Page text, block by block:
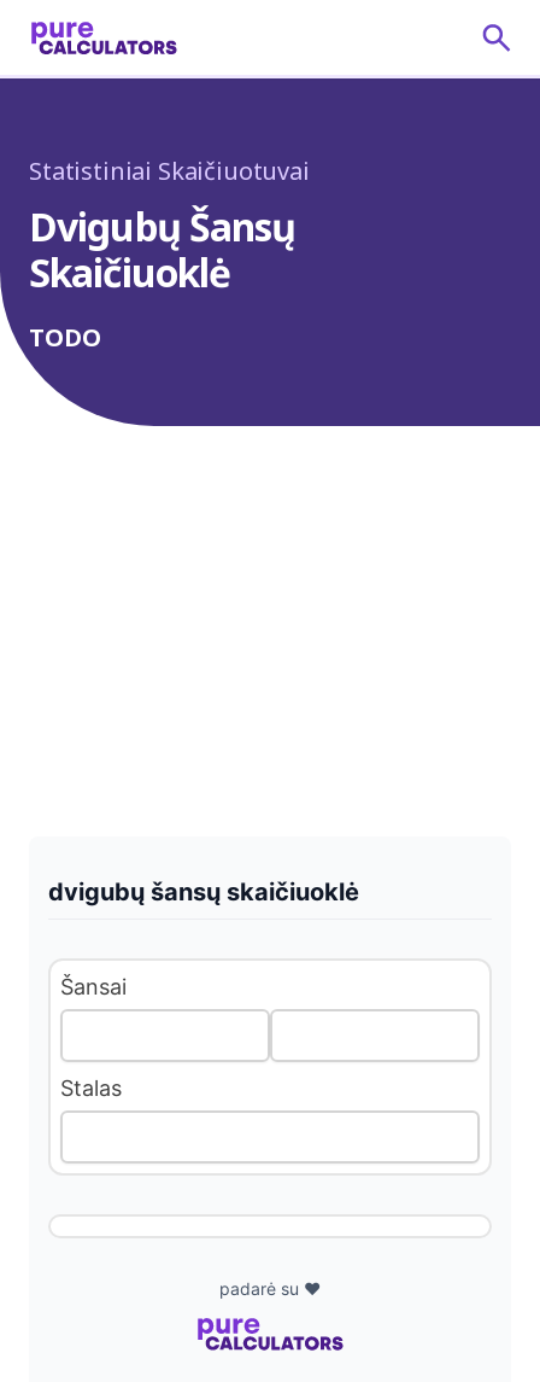
Statistiniai Skaičiuotuvai
Dvigubų Šansų
Skaičiuoklė
TODO
dvigubų šansų skaičiuoklė
Šansai
Stalas
padarė su ❤️